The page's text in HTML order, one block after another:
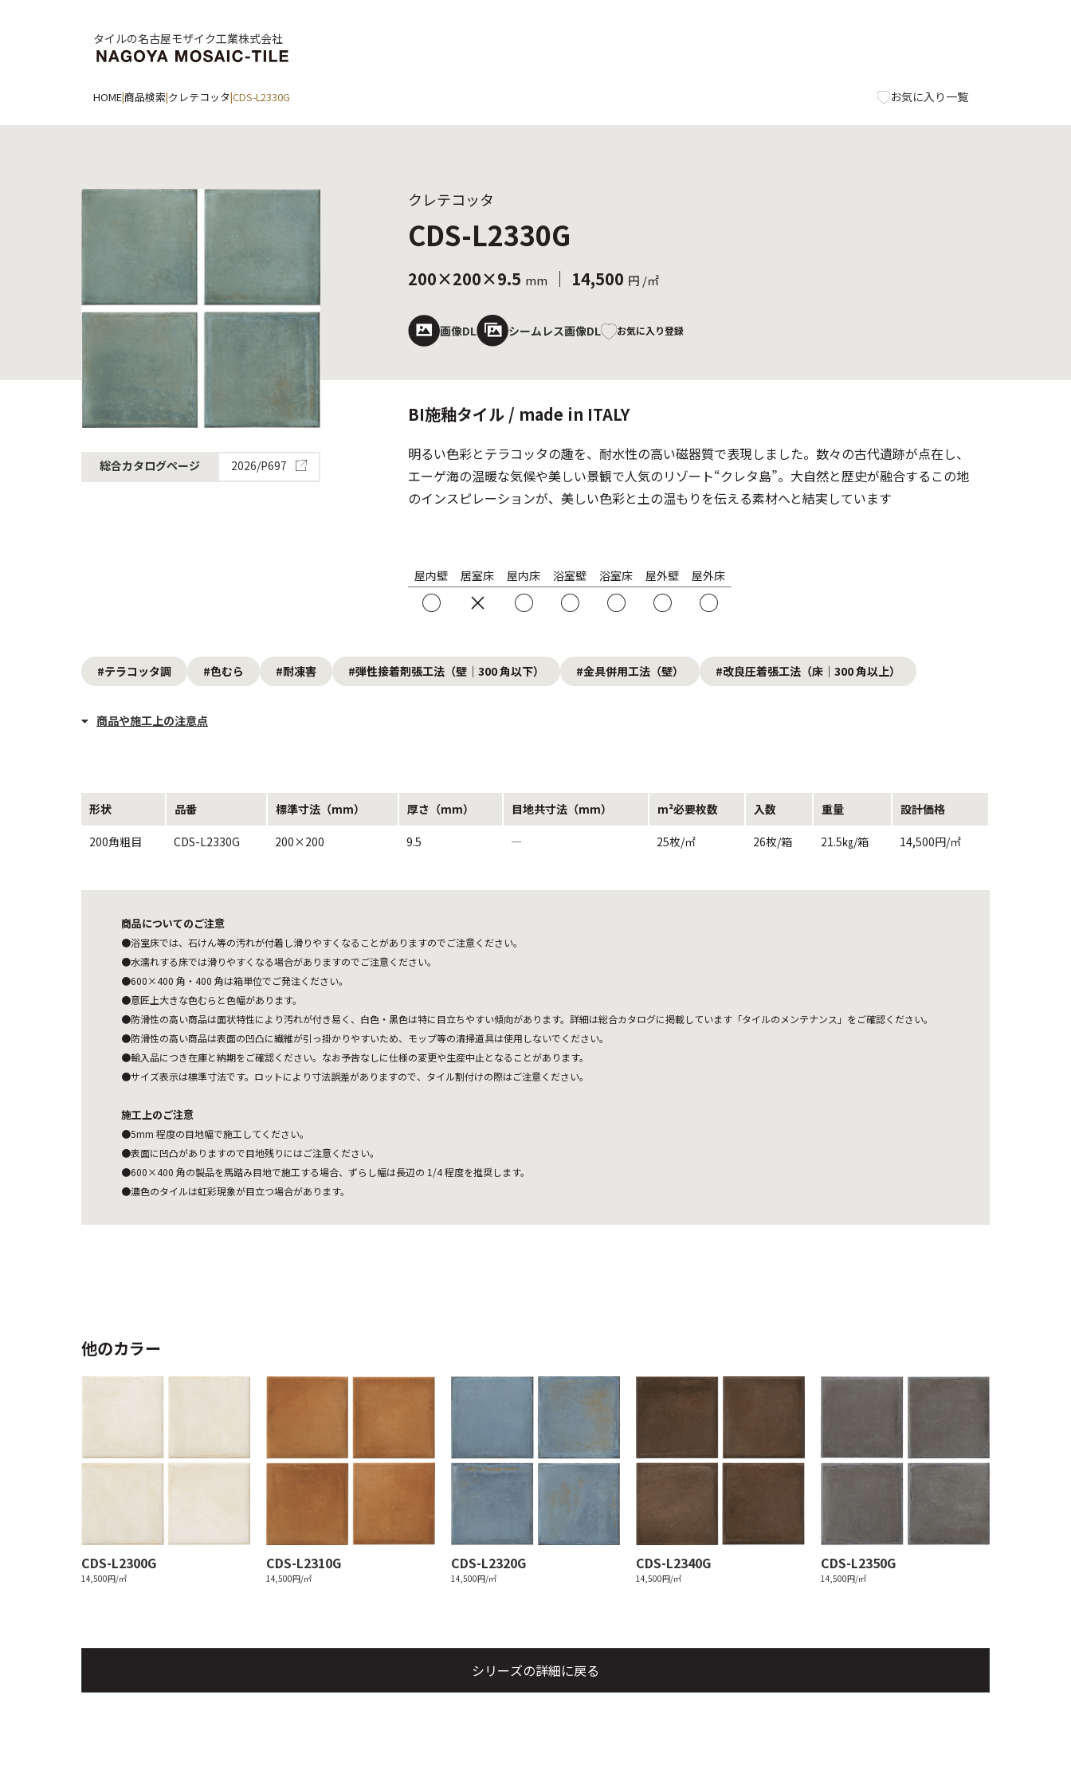
タイルの名古屋モザイク工業株式会社
HOME|商品検索|クレテコッタ|CDS-L2330G お気に入り一覧
総合カタログページ 2026/P697
クレテコッタ
CDS-L2330G
200×200×9.5 mm ｜ 14,500 円 /㎡
画像DL シームレス画像DL お気に入り登録
BI施釉タイル / made in ITALY
明るい色彩とテラコッタの趣を、耐水性の高い磁器質で表現しました。数々の古代遺跡が点在し、
エーゲ海の温暖な気候や美しい景観で人気のリゾート“クレタ島”。大自然と歴史が融合するこの地
のインスピレーションが、美しい色彩と土の温もりを伝える素材へと結実しています
屋内壁
○
居室床
×
屋内床
○
浴室壁
○
浴室床
○
屋外壁
○
屋外床
○
#テラコッタ調 #色むら #耐凍害 #弾性接着剤張工法（壁｜300 角以下） #金具併用工法（壁） #改良圧着張工法（床｜300 角以上）
商品や施工上の注意点
形状 品番 標準寸法（mm） 厚さ（mm） 目地共寸法（mm） m²必要枚数 入数 重量 設計価格
200角粗目 CDS-L2330G 200×200 9.5 ― 25枚/㎡ 26枚/箱 21.5㎏/箱 14,500円/㎡
商品についてのご注意
●浴室床では、石けん等の汚れが付着し滑りやすくなることがありますのでご注意ください。
●水濡れする床では滑りやすくなる場合がありますのでご注意ください。
●600×400 角・400 角は箱単位でご発注ください。
●意匠上大きな色むらと色幅があります。
●防滑性の高い商品は面状特性により汚れが付き易く、白色・黒色は特に目立ちやすい傾向があります。詳細は総合カタログに掲載しています「タイルのメンテナンス」をご確認ください。
●防滑性の高い商品は表面の凹凸に繊維が引っ掛かりやすいため、モップ等の清掃道具は使用しないでください。
●輸入品につき在庫と納期をご確認ください。なお予告なしに仕様の変更や生産中止となることがあります。
●サイズ表示は標準寸法です。ロットにより寸法誤差がありますので、タイル割付けの際はご注意ください。
施工上のご注意
●5mm 程度の目地幅で施工してください。
●表面に凹凸がありますので目地残りにはご注意ください。
●600×400 角の製品を馬踏み目地で施工する場合、ずらし幅は長辺の 1/4 程度を推奨します。
●濃色のタイルは虹彩現象が目立つ場合があります。
他のカラー
CDS-L2300G
14,500円/㎡
CDS-L2310G
14,500円/㎡
CDS-L2320G
14,500円/㎡
CDS-L2340G
14,500円/㎡
CDS-L2350G
14,500円/㎡
シリーズの詳細に戻る